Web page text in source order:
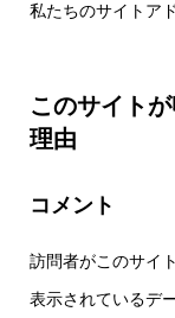
私たちのサイトア
このサイト
理由
コメント
訪問者がこのサイ
表示されているデ